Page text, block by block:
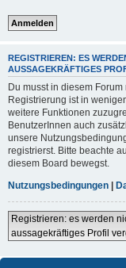
REGISTRIEREN: ES
AUSSAGEKRÄFTIGES
Du musst in diesem
Registrierung ist in
weitere Funktionen
BenutzerInnen auch
unsere
registrierst. Bitte beachte
diesem Board bewegst.
Nutzungsbedingungen
Registrieren: es werden
aussagekräftiges Profil